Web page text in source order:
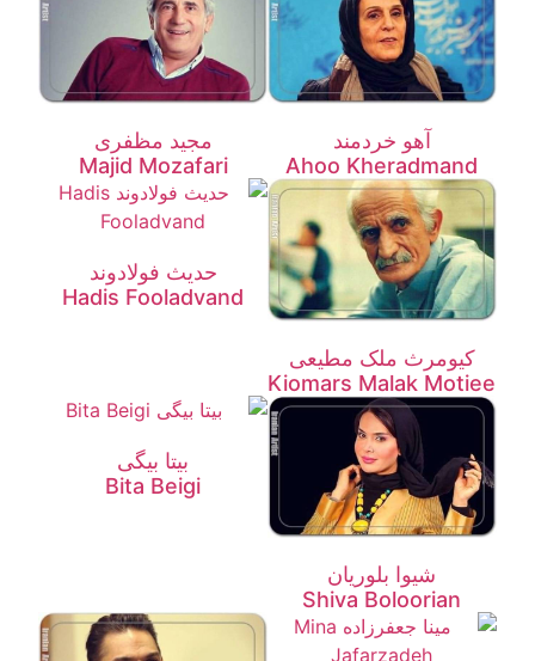
آهو خردمند
Ahoo Kheradmand
مجید مظفری
Majid Mozafari
کیومرث ملک مطیعی
Kiomars Malak Motiee
حدیث فولادوند
Hadis Fooladvand
شیوا بلوریان
Shiva Boloorian
بیتا بیگی
Bita Beigi